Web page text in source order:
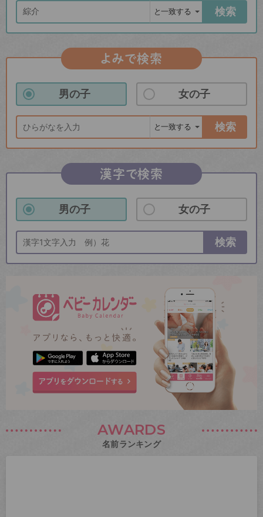
検索
よみで検索
男の子 女の子
検索
漢字で検索
男の子 女の子
検索
AWARDS
名前ランキング